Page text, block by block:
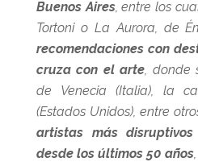
Buenos Aires, entre los
Tortoni o La Aurora, de
recomendaciones con
cruza con el arte, donde
de Venecia (Italia), la
(Estados Unidos), entre
artistas más
desde los últimos 50 años